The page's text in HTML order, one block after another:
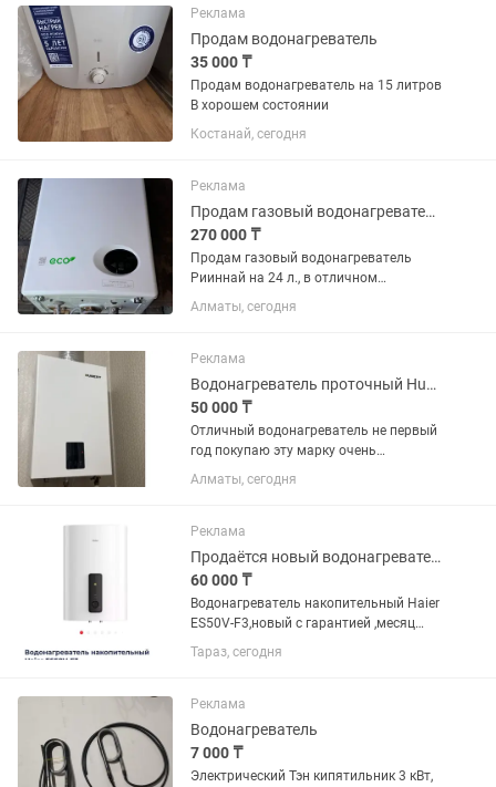
комплект. Коробка...
Реклама
Продам водонагреватель
35 000 ₸
Продам водонагреватель на 15 литров
В хорошем состоянии
Костанай, сегодня
Реклама
Продам газовый водонагреватель Риннай
270 000 ₸
Продам газовый водонагреватель
Рииннай на 24 л., в отличном
состоянии, был в использовании около
Алматы, сегодня
Реклама
Водонагреватель проточный Hubert AGW T30 белый
50 000 ₸
Отличный водонагреватель не первый
год покупаю эту марку очень
качественно всегда . Состояние
отличное все описание в фото есть
переездом самовывоз горный гигант
более...
Алматы, сегодня
Реклама
Продаётся новый водонагреватель
60 000 ₸
Водонагреватель накопительный Haier
ES50V-F3,новый с гарантией ,месяц
назад купленный,не использованный, с
коробки не вынимался
Тараз, сегодня
Реклама
Водонагреватель
7 000 ₸
Электрический Тэн кипятильник 3 кВт,